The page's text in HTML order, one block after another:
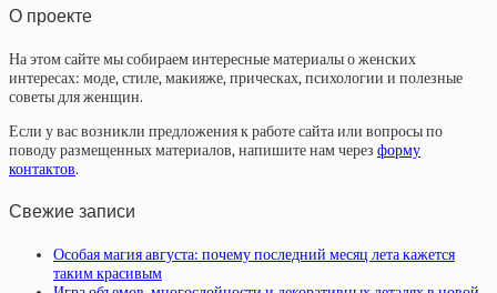
О проекте
На этом сайте мы собираем интересные материалы о женских
интересах: моде, стиле, макияже, прическах, психологии и полезные
советы для женщин.
Если у вас возникли предложения к работе сайта или вопросы по
поводу размещенных материалов, напишите нам через форму
контактов.
Свежие записи
Особая магия августа: почему последний месяц лета кажется
таким красивым